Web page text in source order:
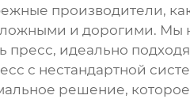
производители,
и дорогими.
пресс, идеально
с нестандартной
решение,